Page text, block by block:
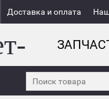
Доставка и оплата